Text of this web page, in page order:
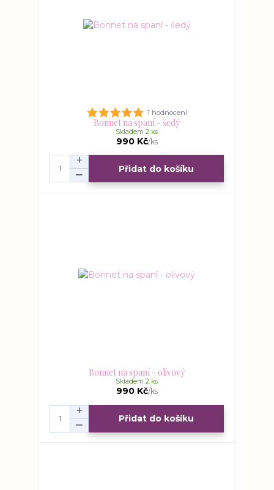
1 hodnocení
Bonnet na spaní - šedý
990 Kč/ks
Skladem 2 ks
Přidat do košíku
Bonnet na spaní - olivový
990 Kč/ks
Skladem 2 ks
Přidat do košíku